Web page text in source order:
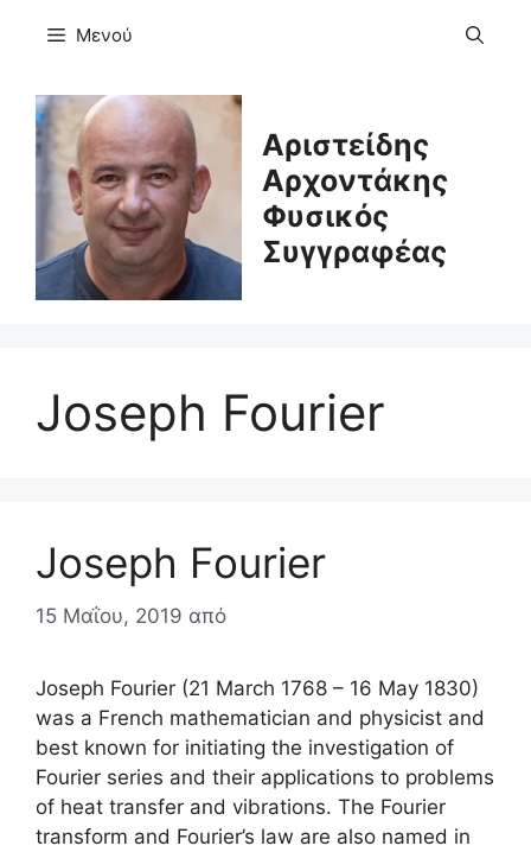
Μενού
Αριστείδης
Αρχοντάκης
Φυσικός
Συγγραφέας
Joseph Fourier
Joseph Fourier
15 Μαΐου, 2019 από
Joseph Fourier (21 March 1768 – 16 May 1830)
was a French mathematician and physicist and
best known for initiating the investigation of
Fourier series and their applications to problems
of heat transfer and vibrations. The Fourier
transform and Fourier’s law are also named in